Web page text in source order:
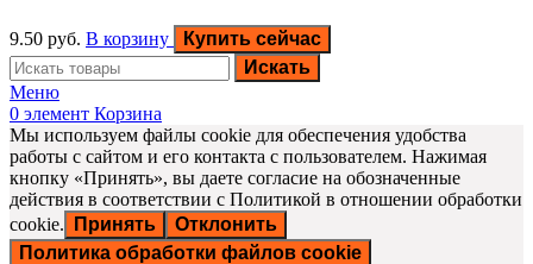
9.50 руб. В корзину
Купить сейчас
Искать
Меню
0 элемент Корзина
Мы используем файлы cookie для обеспечения удобства
работы с сайтом и его контакта с пользователем. Нажимая
кнопку «Принять», вы даете согласие на обозначенные
действия в соответствии с Политикой в отношении обработки
cookie.
Принять
Отклонить
Политика обработки файлов cookie